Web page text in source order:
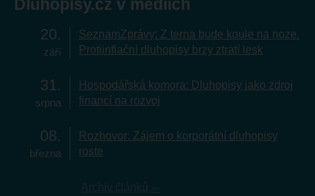
Dluhopisy.cz v médiích
20
září
SeznamZprávy: Z terna bude koule na noze.
Protiinflační dluhopisy brzy ztratí lesk
31
srpna
Hospodářská komora: Dluhopisy jako zdroj
financí na rozvoj
08
března
Rozhovor: Zájem o korporátní dluhopisy
roste